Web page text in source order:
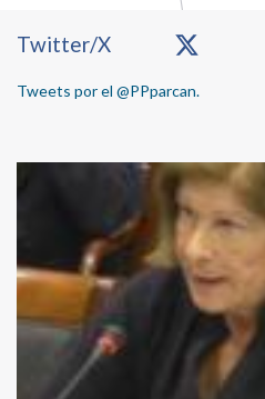
Primary
Twitter/X
Tweets por el @PPparcan.